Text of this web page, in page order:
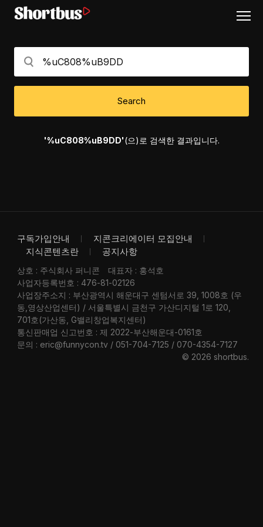
Search
'%uC808%uB9DD'(으)로 검색한 결과입니다.
구독가입안내
지콘크리에이터 모집안내
지식콘텐츠란
공지사항
상호 : 주식회사 퍼니콘
대표자 : 홍석호
사업자등록번호 : 476-81-02126
사업장주소지 : 부산광역시 해운대구 센텀서로 39, 1008호 (우
동,영상산업센터) / 서울특별시 금천구 가산디지털 1로 120,
701호(가산동, G밸리창업복지센터)
통신판매업 신고번호 : 제 2022-부산해운대-0161호
문의 : eric@funnycon.tv / 051-704-7125 / 070-4354-7127
© 2026 shortbus.